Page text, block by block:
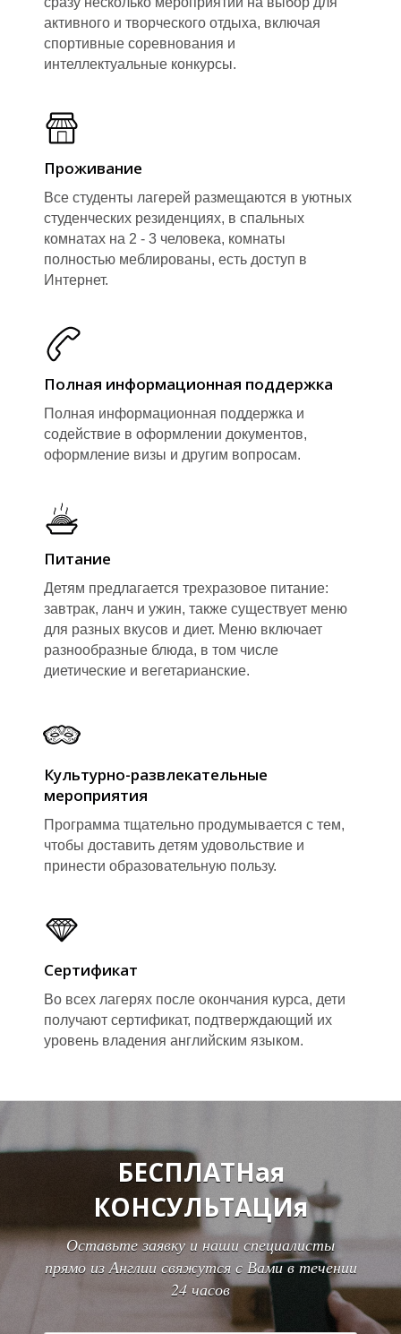
активного и творческого отдыха, включая
спортивные соревнования и
интеллектуальные конкурсы.
Проживание
Все студенты лагерей размещаются в уютных
студенческих резиденциях, в спальных
комнатах на 2 - 3 человека, комнаты
полностью меблированы, есть доступ в
Интернет.
Полная информационная поддержка
Полная информационная поддержка и
содействие в оформлении документов,
оформление визы и другим вопросам.
Питание
Детям предлагается трехразовое питание:
завтрак, ланч и ужин, также существует меню
для разных вкусов и диет. Меню включает
разнообразные блюда, в том числе
диетические и вегетарианские.
Культурно-развлекательные
мероприятия
Программа тщательно продумывается с тем,
чтобы доставить детям удовольствие и
принести образовательную пользу.
Сертификат
Во всех лагерях после окончания курса, дети
получают сертификат, подтверждающий их
уровень владения английским языком.
БЕСПЛАТНая
КОНСУЛЬТАЦИя
Оставьте заявку и наши специалисты
прямо из Англии свяжутся с Вами в течении
24 часов